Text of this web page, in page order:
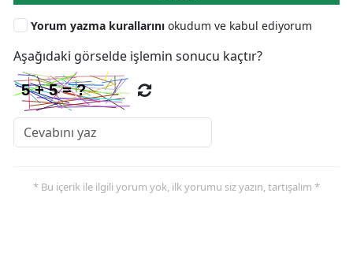
Yorum yazma kurallarını okudum ve kabul ediyorum
Aşağıdaki görselde işlemin sonucu kaçtır?
* Bu içerik ile ilgili yorum yok, ilk yorumu siz yazın, tartışalım *